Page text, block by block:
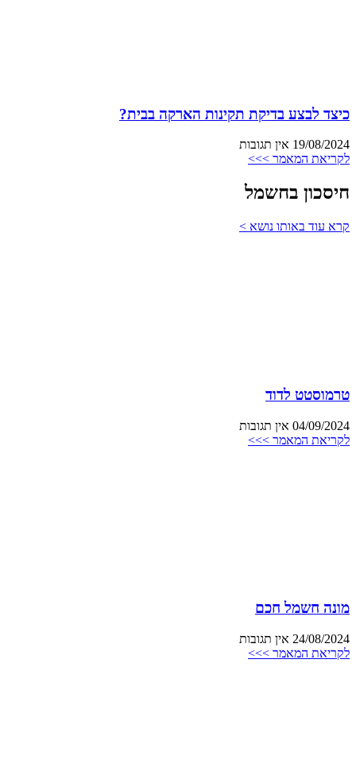
כיצד לבצע בדיקת תקינות הארקה בבית?
19/08/2024 אין תגובות
לקריאת המאמר >>>
חיסכון בחשמל
קרא עוד באותו נושא >
טרמוסטט לדוד
04/09/2024 אין תגובות
לקריאת המאמר >>>
מונה חשמל חכם
24/08/2024 אין תגובות
לקריאת המאמר >>>